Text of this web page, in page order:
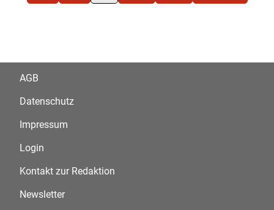
AGB
Datenschutz
Impressum
Login
Kontakt zur Redaktion
Newsletter